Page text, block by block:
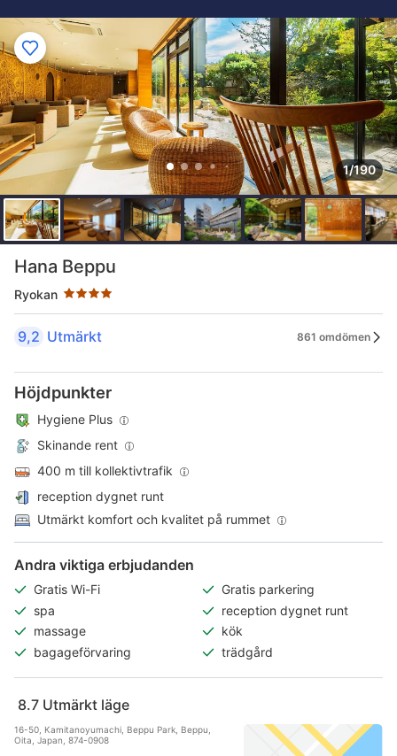
1/190
Hana Beppu
Ryokan
Stjärnklassificering: 4 stjärnor
9,2 Utmärkt 861 omdömen
Höjdpunkter
Hygiene Plus
Skinande rent
400 m till kollektivtrafik
reception dygnet runt
Utmärkt komfort och kvalitet på rummet
Andra viktiga erbjudanden
Gratis Wi-Fi
Gratis parkering
spa
reception dygnet runt
massage
kök
bagageförvaring
trädgård
8.7 Utmärkt läge
16-50, Kamitanoyumachi, Beppu Park, Beppu,
Oita, Japan, 874-0908